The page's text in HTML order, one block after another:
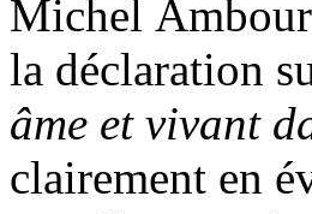
Michel
la déclaration
âme et vivant
clairement en